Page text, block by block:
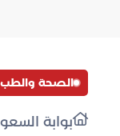
الصحة والطب
بوابة